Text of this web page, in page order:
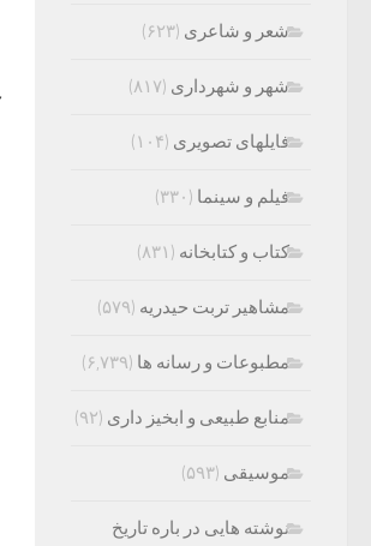
شعر و شاعری (۶۲۳)
شهر و شهرداری (۸۱۷)
فایلهای تصویری (۱۰۴)
فیلم و سینما (۳۳۰)
کتاب و کتابخانه (۸۳۱)
مشاهیر تربت حیدریه (۵۷۹)
مطبوعات و رسانه ها (۶,۷۳۹)
منابع طبیعی و ابخیز داری (۹۲)
موسیقی (۵۹۳)
نوشته هایی در باره تاریخ